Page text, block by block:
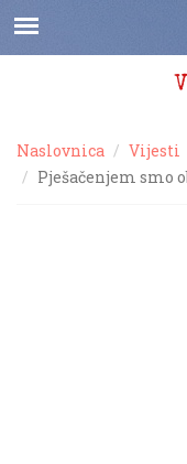
Naslovnica Vijesti
Pješačenjem smo